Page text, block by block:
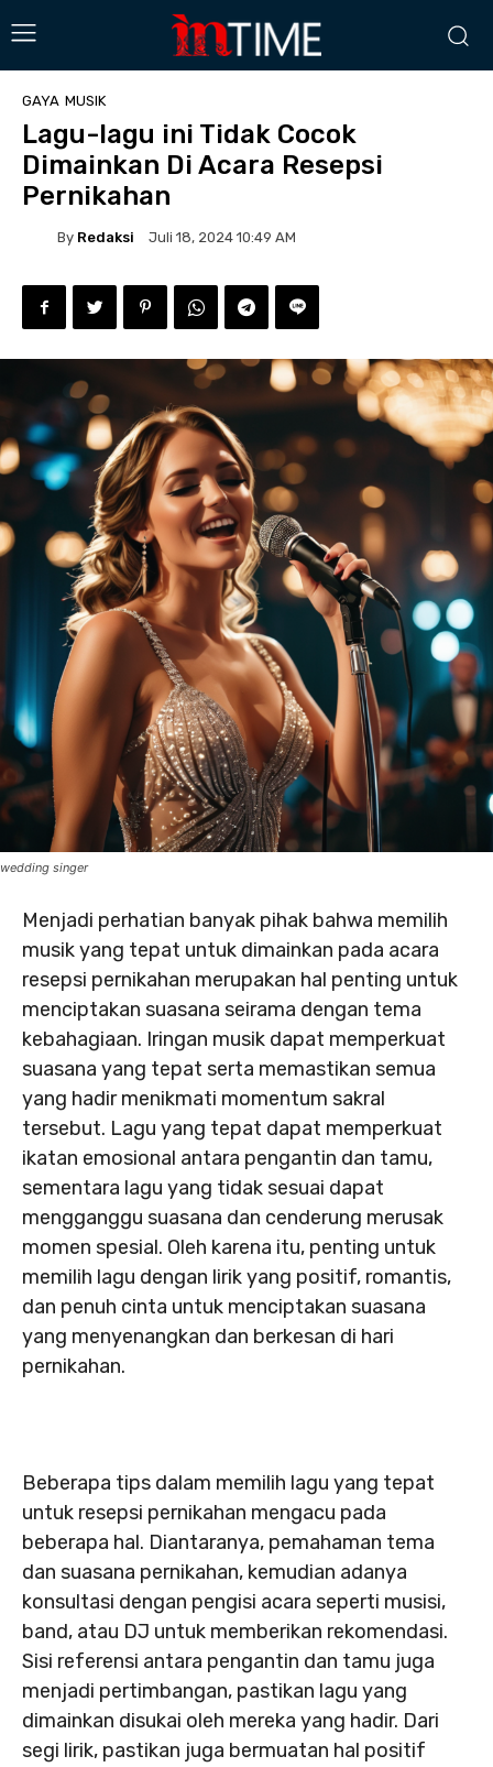
GAYA MUSIK
Lagu-lagu ini Tidak Cocok
Dimainkan Di Acara Resepsi
Pernikahan
By Redaksi Juli 18, 2024 10:49 AM
wedding singer
Menjadi perhatian banyak pihak bahwa memilih
musik yang tepat untuk dimainkan pada acara
resepsi pernikahan merupakan hal penting untuk
menciptakan suasana seirama dengan tema
kebahagiaan. Iringan musik dapat memperkuat
suasana yang tepat serta memastikan semua
yang hadir menikmati momentum sakral
tersebut. Lagu yang tepat dapat memperkuat
ikatan emosional antara pengantin dan tamu,
sementara lagu yang tidak sesuai dapat
mengganggu suasana dan cenderung merusak
momen spesial. Oleh karena itu, penting untuk
memilih lagu dengan lirik yang positif, romantis,
dan penuh cinta untuk menciptakan suasana
yang menyenangkan dan berkesan di hari
pernikahan.
Beberapa tips dalam memilih lagu yang tepat
untuk resepsi pernikahan mengacu pada
beberapa hal. Diantaranya, pemahaman tema
dan suasana pernikahan, kemudian adanya
konsultasi dengan pengisi acara seperti musisi,
band, atau DJ untuk memberikan rekomendasi.
Sisi referensi antara pengantin dan tamu juga
menjadi pertimbangan, pastikan lagu yang
dimainkan disukai oleh mereka yang hadir. Dari
segi lirik, pastikan juga bermuatan hal positif